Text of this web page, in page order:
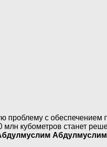
проблему с обеспечением
кубометров станет